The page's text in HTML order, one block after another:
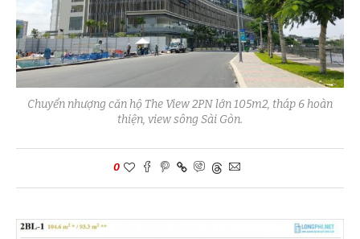
Chuyển nhượng căn hộ The View 2PN lớn 105m2, tháp 6 hoàn
thiện, view sông Sài Gòn.
0